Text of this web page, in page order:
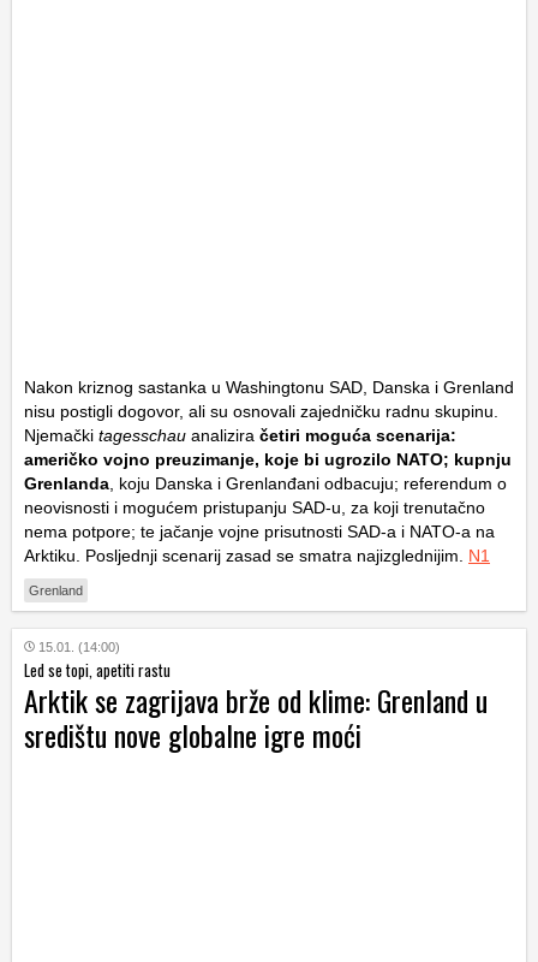
Nakon kriznog sastanka u Washingtonu SAD, Danska i Grenland
nisu postigli dogovor, ali su osnovali zajedničku radnu skupinu.
Njemački tagesschau analizira četiri moguća scenarija:
američko vojno preuzimanje, koje bi ugrozilo NATO; kupnju
Grenlanda , koju Danska i Grenlanđani odbacuju; referendum o
neovisnosti i mogućem pristupanju SAD-u, za koji trenutačno
nema potpore; te jačanje vojne prisutnosti SAD-a i NATO-a na
Arktiku. Posljednji scenarij zasad se smatra najizglednijim. N1
Grenland
15.01. (14:00)
Led se topi, apetiti rastu
Arktik se zagrijava brže od klime: Grenland u
središtu nove globalne igre moći